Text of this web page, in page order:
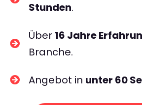
Stunden.
Über 16 Jahre
Branche.
Angebot in unter 60